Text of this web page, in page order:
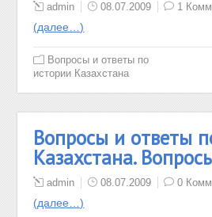
admin 08.07.2009 1
(далее…)
Вопросы и ответы по
истории Казахстана
Вопросы и ответы
Казахстана.
admin 08.07.2009 0
(далее…)